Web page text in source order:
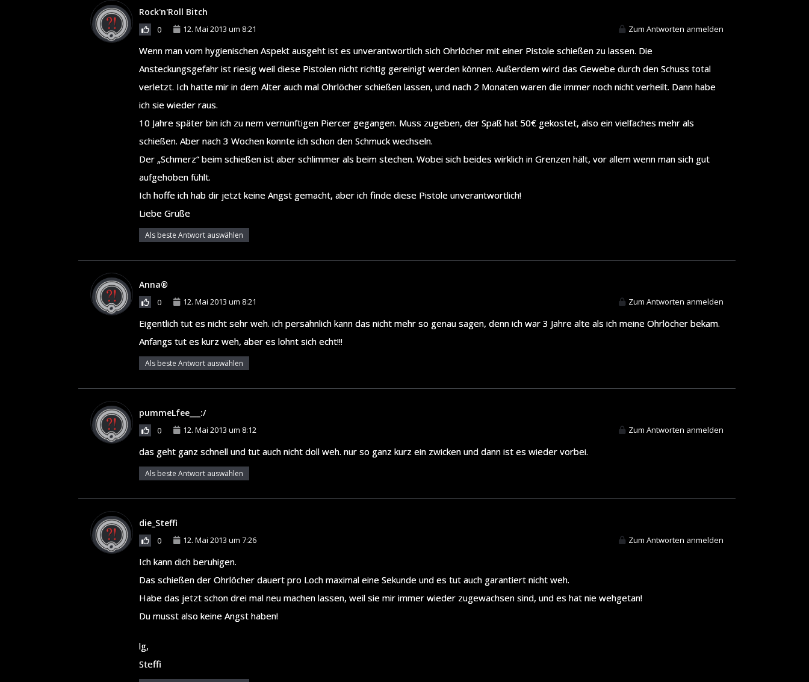
Rock'n'Roll Bitch
0 12. Mai 2013 um 8:21 Zum Antworten anmelden
Wenn man vom hygienischen Aspekt ausgeht ist es unverantwortlich sich Ohrlöcher mit einer Pistole schießen zu lassen. Die
Ansteckungsgefahr ist riesig weil diese Pistolen nicht richtig gereinigt werden können. Außerdem wird das Gewebe durch den Schuss total
verletzt. Ich hatte mir in dem Alter auch mal Ohrlöcher schießen lassen, und nach 2 Monaten waren die immer noch nicht verheilt. Dann habe
ich sie wieder raus.
10 Jahre später bin ich zu nem vernünftigen Piercer gegangen. Muss zugeben, der Spaß hat 50€ gekostet, also ein vielfaches mehr als
schießen. Aber nach 3 Wochen konnte ich schon den Schmuck wechseln.
Der „Schmerz“ beim schießen ist aber schlimmer als beim stechen. Wobei sich beides wirklich in Grenzen hält, vor allem wenn man sich gut
aufgehoben fühlt.
Ich hoffe ich hab dir jetzt keine Angst gemacht, aber ich finde diese Pistole unverantwortlich!
Liebe Grüße
Als beste Antwort auswählen
Anna®
0 12. Mai 2013 um 8:21 Zum Antworten anmelden
Eigentlich tut es nicht sehr weh. ich persähnlich kann das nicht mehr so genau sagen, denn ich war 3 Jahre alte als ich meine Ohrlöcher bekam.
Anfangs tut es kurz weh, aber es lohnt sich echt!!!
Als beste Antwort auswählen
pummeLfee___:/
0 12. Mai 2013 um 8:12 Zum Antworten anmelden
das geht ganz schnell und tut auch nicht doll weh. nur so ganz kurz ein zwicken und dann ist es wieder vorbei.
Als beste Antwort auswählen
die_Steffi
0 12. Mai 2013 um 7:26 Zum Antworten anmelden
Ich kann dich beruhigen.
Das schießen der Ohrlöcher dauert pro Loch maximal eine Sekunde und es tut auch garantiert nicht weh.
Habe das jetzt schon drei mal neu machen lassen, weil sie mir immer wieder zugewachsen sind, und es hat nie wehgetan!
Du musst also keine Angst haben!
lg,
Steffi